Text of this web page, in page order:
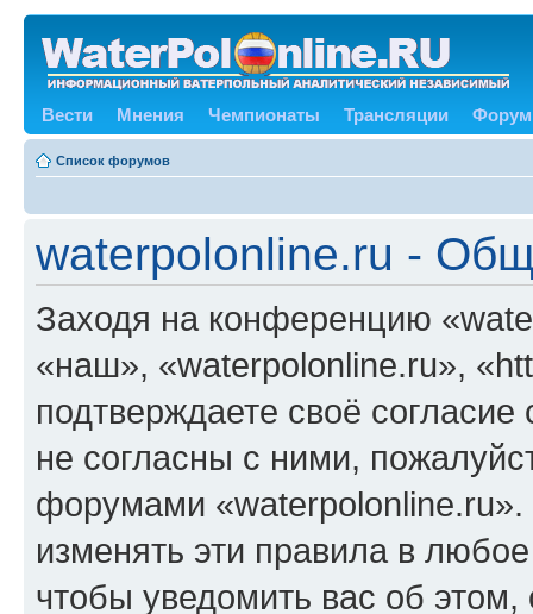
Вести Мнения Чемпионаты Трансляции Форум
Список форумов
waterpolonline.ru -
Заходя на конференцию
«наш», «waterpolonline.ru»,
подтверждаете своё
не согласны с ними,
форумами
изменять эти правила в
чтобы уведомить вас об